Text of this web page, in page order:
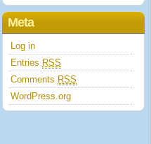
Meta
Log in
Entries RSS
Comments RSS
WordPress.org